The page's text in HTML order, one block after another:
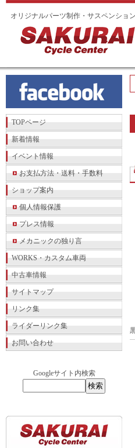
オリジナルパーツ制作・サスペンショ
TOPページ
新着情報
イベント情報
お支払方法・送料・手数料
ショップ案内
個人情報保護
プレス情報
メカニックの独り言
WORKS・カスタム車両
中古車情報
サイトマップ
リンク集
ライダーリンク集
お問い合わせ
Googleサイト内検索